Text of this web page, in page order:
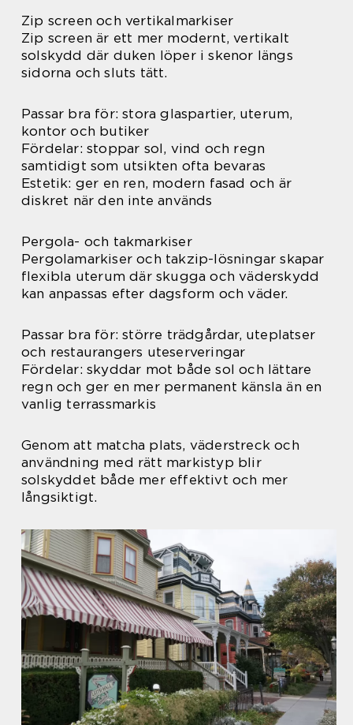
Zip screen och vertikalmarkiser
Zip screen är ett mer modernt, vertikalt
solskydd där duken löper i skenor längs
sidorna och sluts tätt.
Passar bra för: stora glaspartier, uterum,
kontor och butiker
Fördelar: stoppar sol, vind och regn
samtidigt som utsikten ofta bevaras
Estetik: ger en ren, modern fasad och är
diskret när den inte används
Pergola- och takmarkiser
Pergolamarkiser och takzip-lösningar skapar
flexibla uterum där skugga och väderskydd
kan anpassas efter dagsform och väder.
Passar bra för: större trädgårdar, uteplatser
och restaurangers uteserveringar
Fördelar: skyddar mot både sol och lättare
regn och ger en mer permanent känsla än en
vanlig terrassmarkis
Genom att matcha plats, väderstreck och
användning med rätt markistyp blir
solskyddet både mer effektivt och mer
långsiktigt.